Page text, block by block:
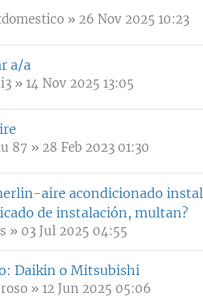
» 26 Nov 2025 10:23
a/a
» 14 Nov 2025 13:05
87 » 28 Feb 2023 01:30
aire acondicionado
de instalación, multan?
» 03 Jul 2025 04:55
Daikin o Mitsubishi
» 12 Jun 2025 05:06